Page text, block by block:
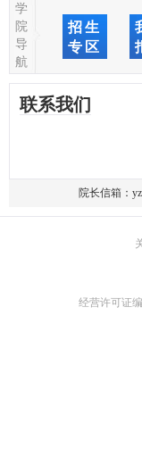
学
院
导
航
招生
专区
联系我们
院长信箱：
经营许可证编